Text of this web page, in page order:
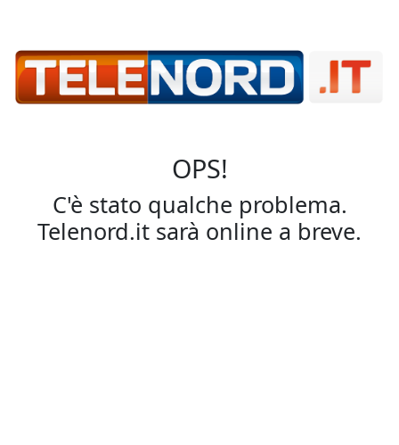
OPS!
C'è stato qualche problema.
Telenord.it sarà online a breve.